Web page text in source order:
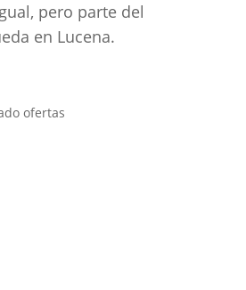
pero parte del
en Lucena.
ofertas